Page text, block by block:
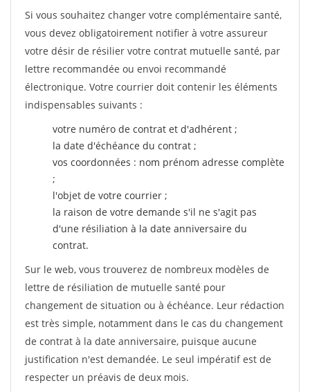
Si vous souhaitez changer votre complémentaire santé,
vous devez obligatoirement notifier à votre assureur
votre désir de résilier votre contrat mutuelle santé, par
lettre recommandée ou envoi recommandé
électronique. Votre courrier doit contenir les éléments
indispensables suivants :
votre numéro de contrat et d'adhérent ;
la date d'échéance du contrat ;
vos coordonnées : nom prénom adresse complète
;
l'objet de votre courrier ;
la raison de votre demande s'il ne s'agit pas
d'une résiliation à la date anniversaire du
contrat.
Sur le web, vous trouverez de nombreux modèles de
lettre de résiliation de mutuelle santé pour
changement de situation ou à échéance. Leur rédaction
est très simple, notamment dans le cas du changement
de contrat à la date anniversaire, puisque aucune
justification n'est demandée. Le seul impératif est de
respecter un préavis de deux mois.